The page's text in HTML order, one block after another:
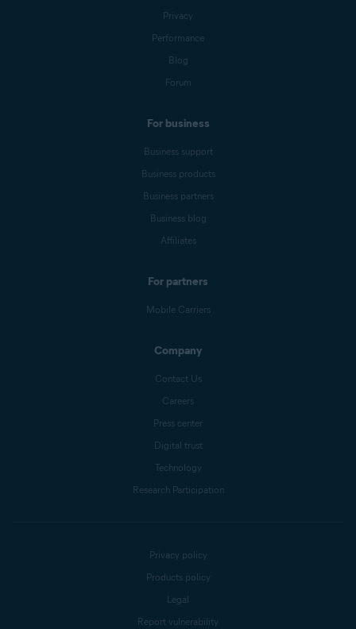
Privacy
Performance
Blog
Forum
For business
Business support
Business products
Business partners
Business blog
Affiliates
For partners
Mobile Carriers
Company
Contact Us
Careers
Press center
Digital trust
Technology
Research Participation
Privacy policy
Products policy
Legal
Report vulnerability